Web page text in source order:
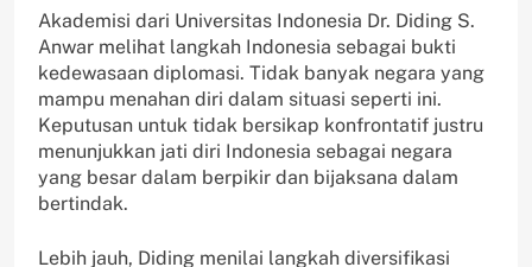
Akademisi dari Universitas Indonesia Dr. Diding S.
Anwar melihat langkah Indonesia sebagai bukti
kedewasaan diplomasi. Tidak banyak negara yang
mampu menahan diri dalam situasi seperti ini.
Keputusan untuk tidak bersikap konfrontatif justru
menunjukkan jati diri Indonesia sebagai negara
yang besar dalam berpikir dan bijaksana dalam
bertindak.
Lebih jauh, Diding menilai langkah diversifikasi